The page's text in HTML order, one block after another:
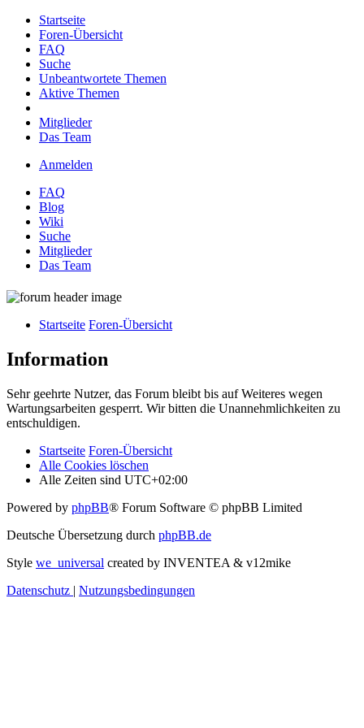
Startseite
Foren-Übersicht
FAQ
Suche
Unbeantwortete Themen
Aktive Themen
Mitglieder
Das Team
Anmelden
FAQ
Blog
Wiki
Suche
Mitglieder
Das Team
Startseite Foren-Übersicht
Information
Sehr geehrte Nutzer, das Forum bleibt bis auf Weiteres wegen
Wartungsarbeiten gesperrt. Wir bitten die Unannehmlichkeiten zu
entschuldigen.
Startseite Foren-Übersicht
Alle Cookies löschen
Alle Zeiten sind UTC+02:00
Powered by phpBB® Forum Software © phpBB Limited
Deutsche Übersetzung durch phpBB.de
Style we_universal created by INVENTEA & v12mike
Datenschutz | Nutzungsbedingungen